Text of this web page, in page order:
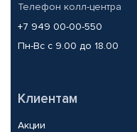
Телефон колл-центра
+7 949 00-00-550
Пн-Вс с 9.00 до 18.00
Клиентам
Акции